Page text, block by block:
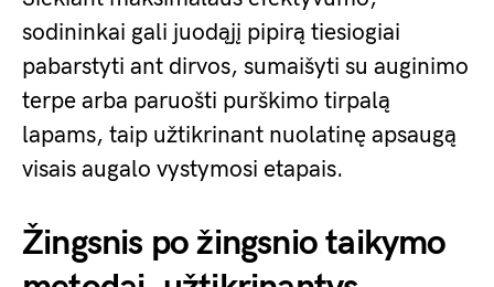
sodininkai gali juodąjį pipirą tiesiogiai
pabarstyti ant dirvos, sumaišyti su auginimo
terpe arba paruošti purškimo tirpalą
lapams, taip užtikrinant nuolatinę apsaugą
visais augalo vystymosi etapais.
Žingsnis po žingsnio taikymo